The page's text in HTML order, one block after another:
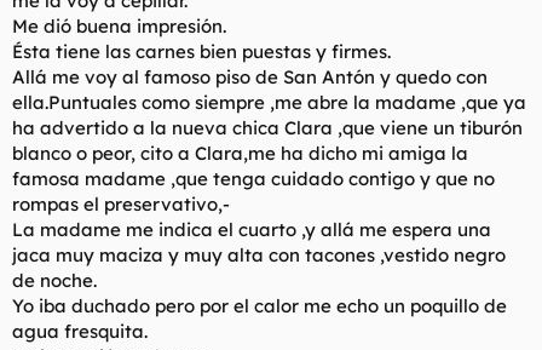
Me dió buena impresión.
Ésta tiene las carnes bien puestas y firmes.
Allá me voy al famoso piso de San Antón y quedo con
ella.Puntuales como siempre ,me abre la madame ,que ya
ha advertido a la nueva chica Clara ,que viene un tiburón
blanco o peor, cito a Clara,me ha dicho mi amiga la
famosa madame ,que tenga cuidado contigo y que no
rompas el preservativo,-
La madame me indica el cuarto ,y allá me espera una
jaca muy maciza y muy alta con tacones ,vestido negro
de noche.
Yo iba duchado pero por el calor me echo un poquillo de
agua fresquita.